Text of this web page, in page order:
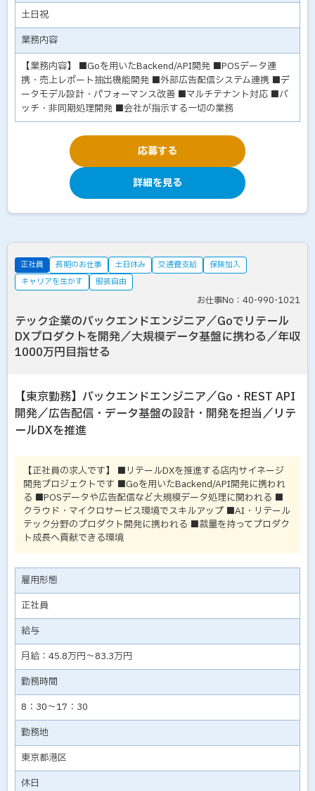
土日祝
業務内容
【業務内容】 ■Goを用いたBackend/API開発 ■POSデータ連
携・売上レポート抽出機能開発 ■外部広告配信システム連携 ■デ
ータモデル設計・パフォーマンス改善 ■マルチテナント対応 ■バ
ッチ・非同期処理開発 ■会社が指示する一切の業務
応募する
詳細を見る
正社員 長期のお仕事 土日休み 交通費支給
保険加入
キャリアを生かす
服装自由
お仕事No：40-990-1021
テック企業のバックエンドエンジニア／Goでリテール
DXプロダクトを開発／大規模データ基盤に携わる／年収
1000万円目指せる
【東京勤務】バックエンドエンジニア／Go・REST API
開発／広告配信・データ基盤の設計・開発を担当／リテ
ールDXを推進
【正社員の求人です】 ■リテールDXを推進する店内サイネージ
開発プロジェクトです ■Goを用いたBackend/API開発に携われ
る ■POSデータや広告配信など大規模データ処理に関われる ■
クラウド・マイクロサービス環境でスキルアップ ■AI・リテール
テック分野のプロダクト開発に携われる ■裁量を持ってプロダク
ト成長へ貢献できる環境
雇用形態
正社員
給与
月給：45.8万円～83.3万円
勤務時間
8：30～17：30
勤務地
東京都港区
休日